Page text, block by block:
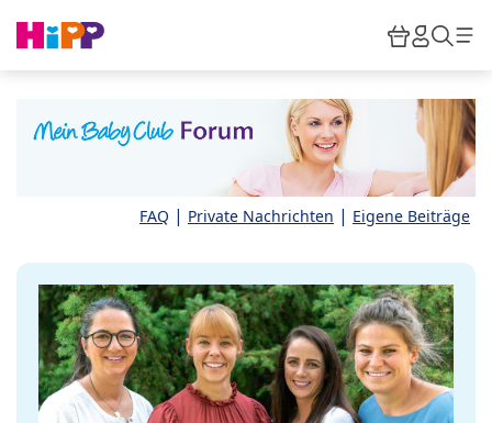
HiPP
FAQ | Private Nachrichten | Eigene Beiträge